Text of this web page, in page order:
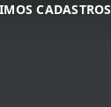
CADASTROS